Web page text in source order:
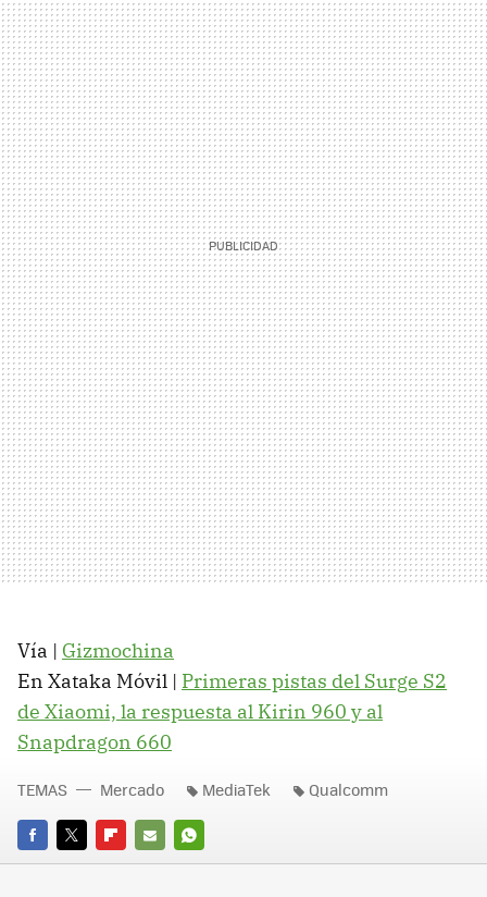
Vía | Gizmochina
En Xataka Móvil | Primeras pistas del Surge S2
de Xiaomi, la respuesta al Kirin 960 y al
Snapdragon 660
FACEBOOK
TWITTERFLIPBOARD
E-
WHATSAPP
TEMAS Mercado MediaTek Qualcomm